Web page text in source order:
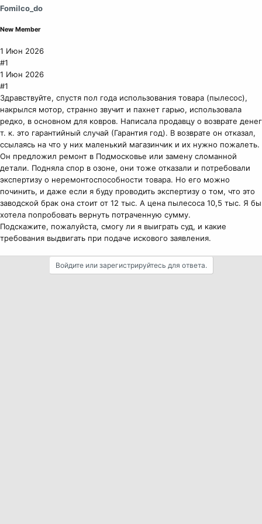
Fomilco_do
New Member
1 Июн 2026
#1
1 Июн 2026
#1
Здравствуйте, спустя пол года использования товара (пылесос),
накрылся мотор, странно звучит и пахнет гарью, использовала
редко, в основном для ковров. Написала продавцу о возврате денег
т. к. это гарантийный случай (Гарантия год). В возврате он отказал,
ссылаясь на что у них маленький магазинчик и их нужно пожалеть.
Он предложил ремонт в Подмосковье или замену сломанной
детали. Подняла спор в озоне, они тоже отказали и потребовали
экспертизу о неремонтоспособности товара. Но его можно
починить, и даже если я буду проводить экспертизу о том, что это
заводской брак она стоит от 12 тыс. А цена пылесоса 10,5 тыс. Я бы
хотела попробовать вернуть потраченную сумму.
Подскажите, пожалуйста, смогу ли я выиграть суд, и какие
требования выдвигать при подаче искового заявления.
Войдите или зарегистрируйтесь для ответа.